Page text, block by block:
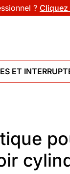
? Cliquez
ET